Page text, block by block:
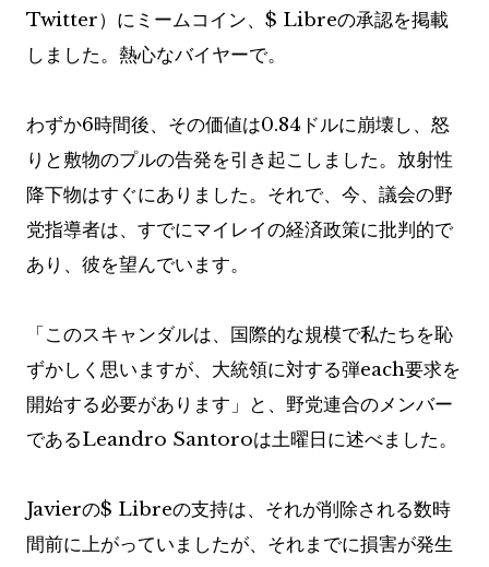
Twitter）にミームコイン、$ Libreの承認を掲載
しました。熱心なバイヤーで。
わずか6時間後、その価値は0.84ドルに崩壊し、怒
りと敷物のプルの告発を引き起こしました。放射性
降下物はすぐにありました。それで、今、議会の野
党指導者は、すでにマイレイの経済政策に批判的で
あり、彼を望んでいます。
「このスキャンダルは、国際的な規模で私たちを恥
ずかしく思いますが、大統領に対する弾each要求を
開始する必要があります」と、野党連合のメンバー
であるLeandro Santoroは土曜日に述べました。
Javierの$ Libreの支持は、それが削除される数時
間前に上がっていましたが、それまでに損害が発生